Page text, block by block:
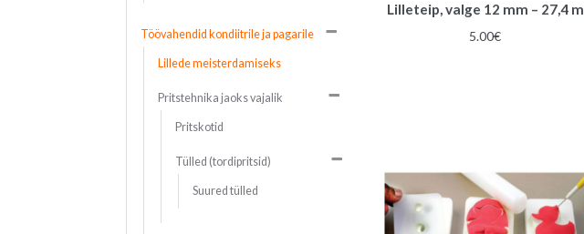
Lilleteip, valge 12 mm – 27,4 m
5.00€
Töövahendid kondiitrile ja pagarile
Lillede meisterdamiseks
Pritstehnika jaoks vajalik
Pritskotid
Tülled (tordipritsid)
Suured tülled